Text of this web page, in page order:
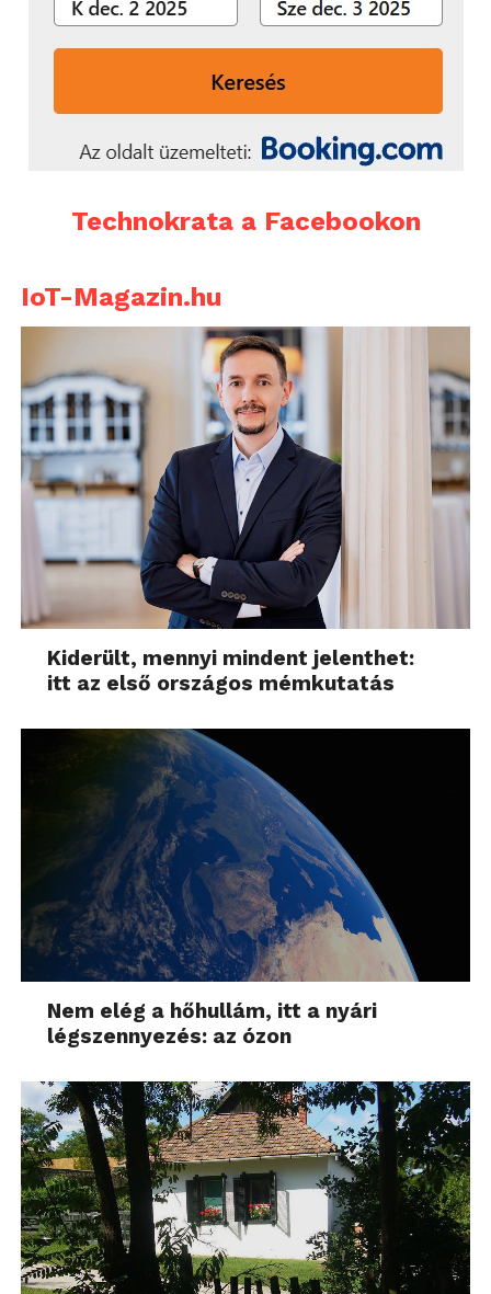
Technokrata a Facebookon
IoT-Magazin.hu
Kiderült, mennyi mindent jelenthet:
itt az első országos mémkutatás
Nem elég a hőhullám, itt a nyári
légszennyezés: az ózon